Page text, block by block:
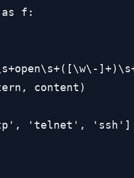
f:
content)
'telnet', 'ssh']